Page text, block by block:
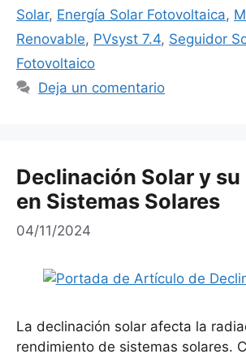
Solar, Energía Solar Fotovoltaica,
Renovable, PVsyst 7.4, Seguidor
Fotovoltaico
Deja un comentario
Declinación Solar y
en Sistemas Solares
04/11/2024
La declinación solar afecta la
rendimiento de sistemas solares.